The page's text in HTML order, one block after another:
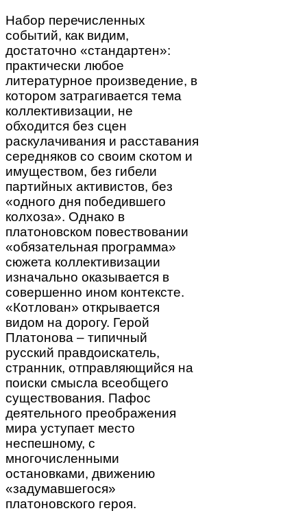
Набор перечисленных
событий, как видим,
достаточно «стандартен»:
практически любое
литературное произведение, в
котором затрагивается тема
коллективизации, не
обходится без сцен
раскулачивания и расставания
середняков со своим скотом и
имуществом, без гибели
партийных активистов, без
«одного дня победившего
колхоза». Однако в
платоновском повествовании
«обязательная программа»
сюжета коллективизации
изначально оказывается в
совершенно ином контексте.
«Котлован» открывается
видом на дорогу. Герой
Платонова – типичный
русский правдоискатель,
странник, отправляющийся на
поиски смысла всеобщего
существования. Пафос
деятельного преображения
мира уступает место
неспешному, с
многочисленными
остановками, движению
«задумавшегося»
платоновского героя.